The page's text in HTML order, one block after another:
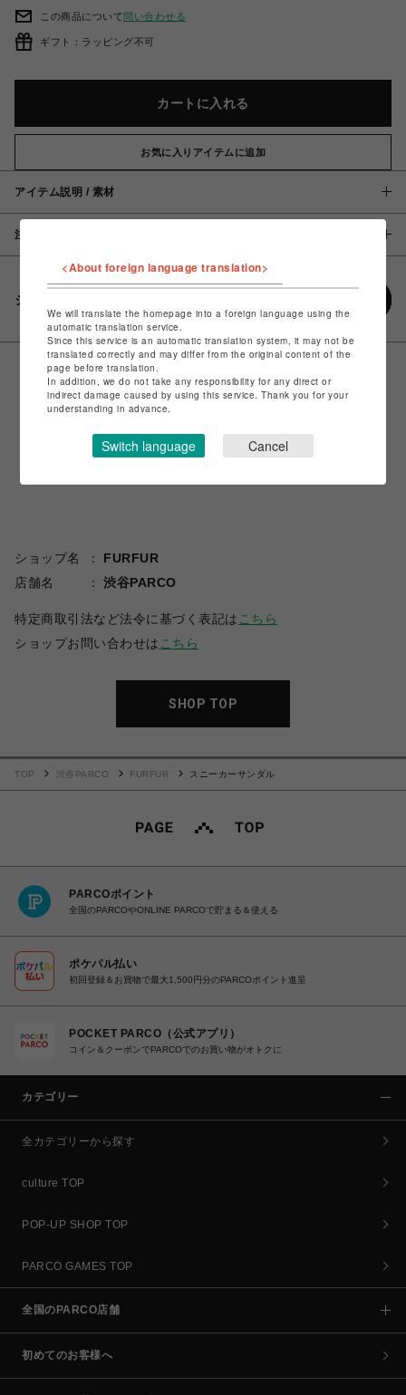
この商品について問い合わせる
ギフト：ラッピング不可
カートに入れる
お気に入りアイテムに追加
アイテム説明 / 素材
注意事項
シェアする
ショップ名
FURFUR
店舗名
渋谷PARCO
特定商取引法など法令に基づく表記は こちら
ショップお問い合わせは こちら
SHOP TOP
TOP 渋谷PARCO FURFUR スニーカーサンダル
PARCOポイント
全国のPARCOやONLINE PARCOで貯まる＆使える
ポケパル払い
初回登録＆お買物で最大1,500円分のPARCOポイント進呈
POCKET PARCO（公式アプリ）
コイン＆クーポンでPARCOでのお買い物がオトクに
カテゴリー
全カテゴリーから探す
culture TOP
POP-UP SHOP TOP
PARCO GAMES TOP
全国のPARCO店舗
初めてのお客様へ
<About foreign language translation>
We will translate the homepage into a foreign language using the
automatic translation service.
Since this service is an automatic translation system, it may not be
translated correctly and may differ from the original content of the
page before translation.
In addition, we do not take any responsibility for any direct or
indirect damage caused by using this service. Thank you for your
understanding in advance.
Switch language Cancel